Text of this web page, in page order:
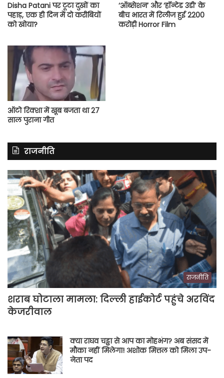
Disha Patani पर टूटा दुखों का
पहाड़, एक ही दिन में दो करीबियों
को खोया?
‘ऑब्सेशन’ और ‘हॉन्टेड 3डी’ के
बीच भारत में रिलीज हुई 2200
करोड़ी Horror Film
ऑटो रिक्शा में खूब बजता था 27
साल पुराना गीत
राजनीति
राजनीति
शराब घोटाला मामला: दिल्ली हाईकोर्ट पहुंचे अरविंद
केजरीवाल
क्या राघव चड्ढा से आप का मोहभंग? अब संसद में
मौका नहीं मिलेगा! अशोक मित्तल को मिला उप-
नेता पद